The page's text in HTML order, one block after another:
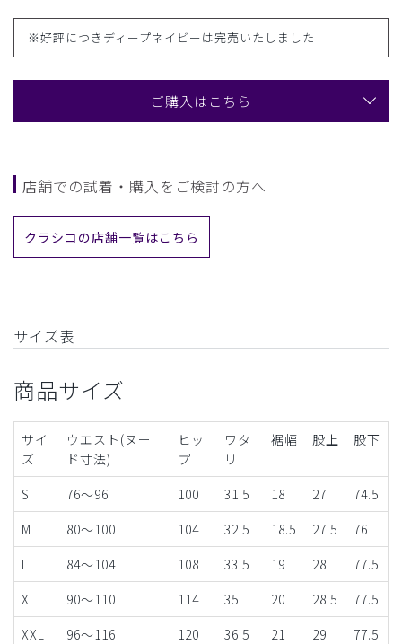
※好評につきディープネイビーは完売いたしました
ご購入はこちら
店舗での試着・購入をご検討の方へ
クラシコの店舗一覧はこちら
サイズ表
商品サイズ
サイ
ズ
ウエスト(ヌー
ド寸法)
ヒッ
プ
ワタ
リ
裾幅 股上 股下
S 76～96 100 31.5 18 27
74.5
M
80～100 104 32.5 18.5 27.5
76
L
84～104 108 33.5 19 28
77.5
XL
90～110 114 35 20 28.5
77.5
XXL
96～116 120 36.5 21 29 77.5